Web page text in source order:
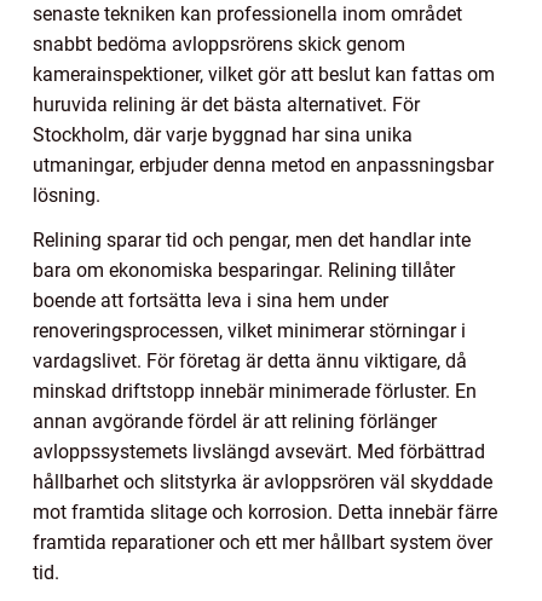
senaste tekniken kan professionella inom området
snabbt bedöma avloppsrörens skick genom
kamerainspektioner, vilket gör att beslut kan fattas om
huruvida relining är det bästa alternativet. För
Stockholm, där varje byggnad har sina unika
utmaningar, erbjuder denna metod en anpassningsbar
lösning.
Relining sparar tid och pengar, men det handlar inte
bara om ekonomiska besparingar. Relining tillåter
boende att fortsätta leva i sina hem under
renoveringsprocessen, vilket minimerar störningar i
vardagslivet. För företag är detta ännu viktigare, då
minskad driftstopp innebär minimerade förluster. En
annan avgörande fördel är att relining förlänger
avloppssystemets livslängd avsevärt. Med förbättrad
hållbarhet och slitstyrka är avloppsrören väl skyddade
mot framtida slitage och korrosion. Detta innebär färre
framtida reparationer och ett mer hållbart system över
tid.